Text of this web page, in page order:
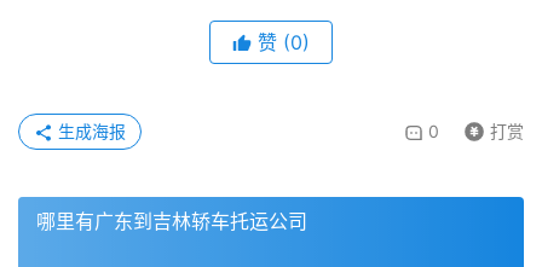
赞 (0)
0 打赏
生成海报
哪里有广东到吉林轿车托运公司